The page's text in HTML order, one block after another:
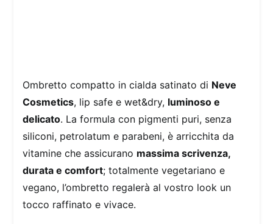
Ombretto compatto in cialda satinato di Neve
Cosmetics, lip safe e wet&dry, luminoso e
delicato. La formula con pigmenti puri, senza
siliconi, petrolatum e parabeni, è arricchita da
vitamine che assicurano massima scrivenza,
durata e comfort; totalmente vegetariano e
vegano, l’ombretto regalerà al vostro look un
tocco raffinato e vivace.